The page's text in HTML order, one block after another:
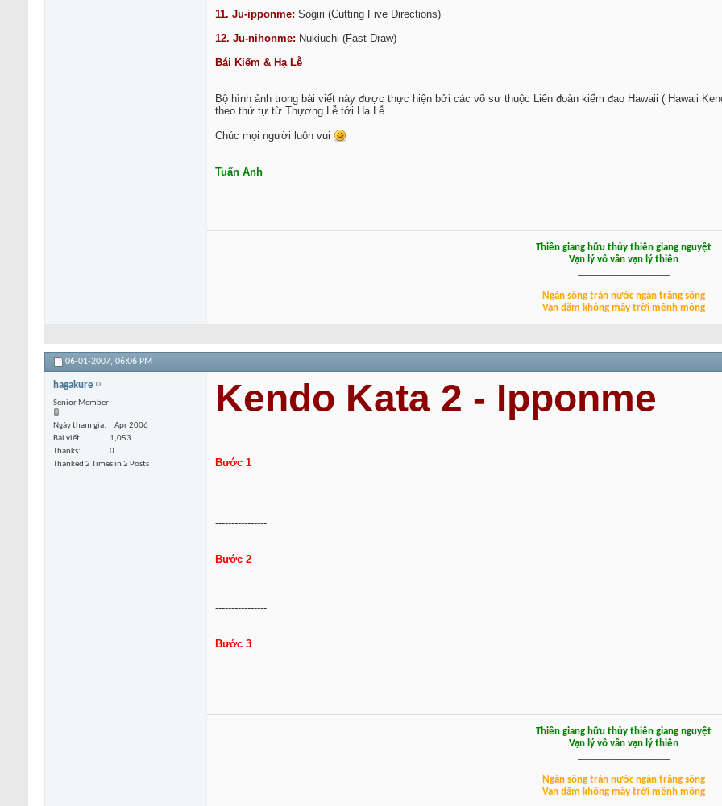
11. Ju-ipponme: Sogiri (Cutting Five Directions)
12. Ju-nihonme: Nukiuchi (Fast Draw)
Bái Kiếm & Hạ Lễ
Bộ hình ảnh trong bài viết này được thực hiện bởi các võ sư thuộc Liên đoàn kiếm đạo Hawaii ( Hawaii
theo thứ tự từ Thựơng Lễ tới Hạ Lễ .
Chúc mọi người luôn vui
Tuấn Anh
Thiên giang hữu thủy thiên giang nguyệt
Vạn lý vô vân vạn lý thiên
Ngàn sông tràn nước ngàn trăng sông
Vạn dặm không mây trời mênh mông
06-01-2007, 06:06 PM
hagakure
Senior Member
Ngày tham gia
Apr 2006
Bài viết
1,053
Thanks
0
Thanked 2 Times in 2 Posts
Kendo Kata 2 - Ipponme
Bước 1
----------------
Bước 2
----------------
Bước 3
Thiên giang hữu thủy thiên giang nguyệt
Vạn lý vô vân vạn lý thiên
Ngàn sông tràn nước ngàn trăng sông
Vạn dặm không mây trời mênh mông